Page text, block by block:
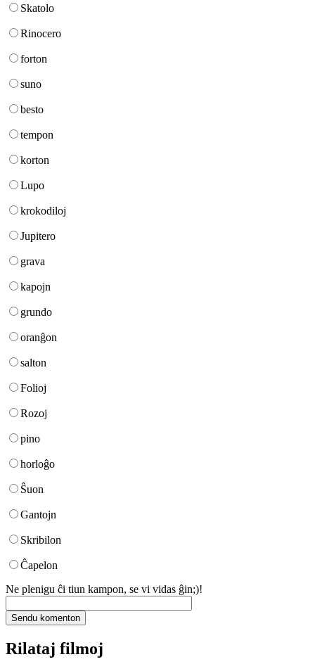
Skatolo
Rinocero
forton
suno
besto
tempon
korton
Lupo
krokodiloj
Jupitero
grava
kapojn
grundo
oranĝon
salton
Folioj
Rozoj
pino
horloĝo
Ŝuon
Gantojn
Skribilon
Ĉapelon
Ne plenigu ĉi tiun kampon, se vi vidas ĝin;)!
Rilataj filmoj